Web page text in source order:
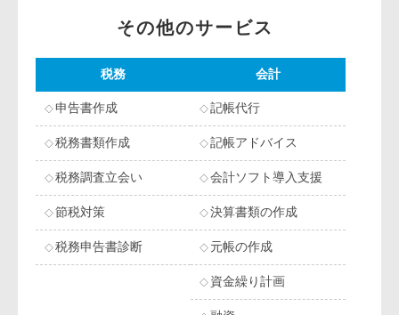
その他のサービス
税務
申告書作成
税務書類作成
税務調査立会い
節税対策
税務申告書診断
会計
記帳代行
記帳アドバイス
会計ソフト導入支援
決算書類の作成
元帳の作成
資金繰り計画